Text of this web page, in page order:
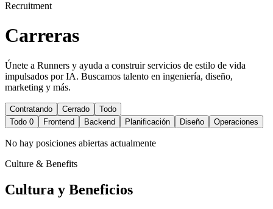
Recruitment
Carreras
Únete a Runners y ayuda a construir servicios de estilo de vida
impulsados por IA. Buscamos talento en ingeniería, diseño,
marketing y más.
Contratando Cerrado
Todo
Todo 0 Frontend Backend Planificación Diseño Operaciones
No hay posiciones abiertas actualmente
Culture & Benefits
Cultura y Beneficios